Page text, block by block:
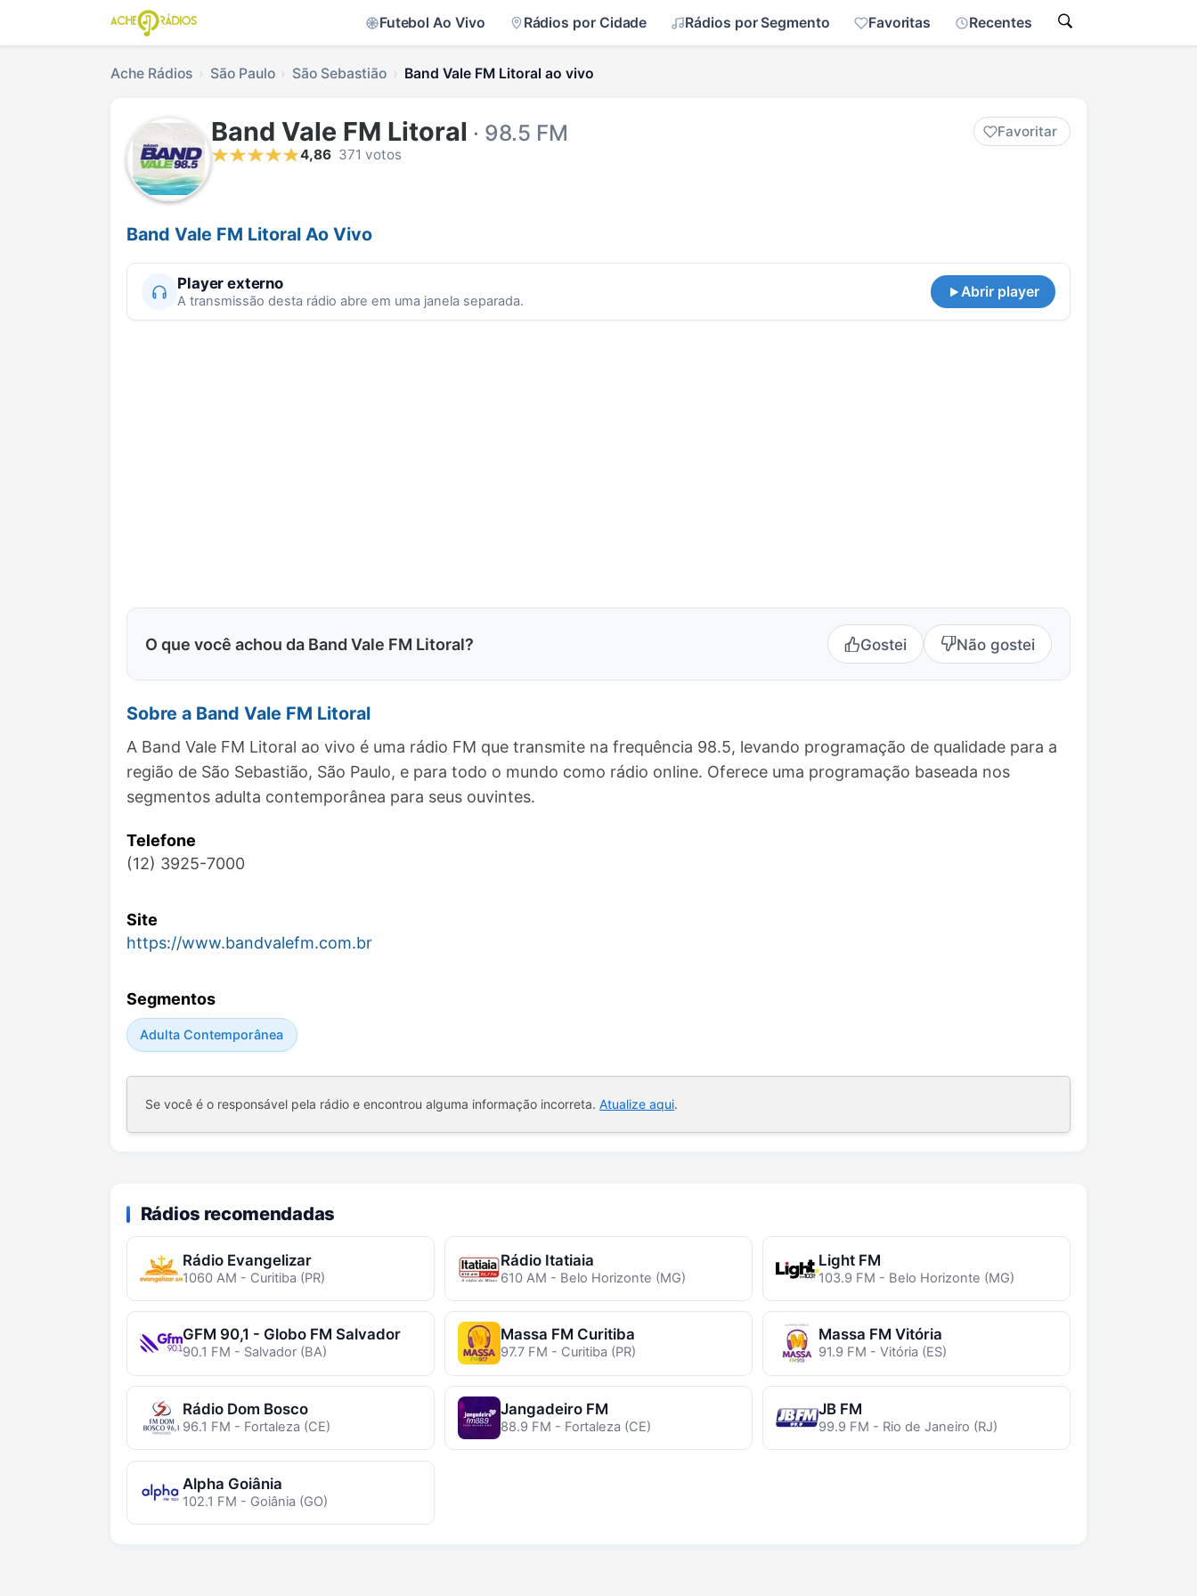
Futebol Ao Vivo Rádios por Cidade Rádios por Segmento Favoritas Recentes
Ache Rádios São Paulo São Sebastião Band Vale FM Litoral ao vivo
Band Vale FM Litoral · 98.5 FM
Favoritar
4,86 371 votos
Band Vale FM Litoral Ao Vivo
Player externo
A transmissão desta rádio abre em uma janela separada.
Abrir player
O que você achou da Band Vale FM Litoral? Gostei Não gostei
Sobre a Band Vale FM Litoral
A Band Vale FM Litoral ao vivo é uma rádio FM que transmite na frequência 98.5, levando programação de qualidade para a
região de São Sebastião, São Paulo, e para todo o mundo como rádio online. Oferece uma programação baseada nos
segmentos adulta contemporânea para seus ouvintes.
Telefone
(12) 3925-7000
Site
https://www.bandvalefm.com.br
Segmentos
Adulta Contemporânea
Se você é o responsável pela rádio e encontrou alguma informação incorreta. Atualize aqui.
Rádios recomendadas
Rádio Evangelizar
1060 AM - Curitiba (PR)
Rádio Itatiaia
610 AM - Belo Horizonte (MG)
Light FM
103.9 FM - Belo Horizonte (MG)
GFM 90,1 - Globo FM Salvador
90.1 FM - Salvador (BA)
Massa FM Curitiba
97.7 FM - Curitiba (PR)
Massa FM Vitória
91.9 FM - Vitória (ES)
Rádio Dom Bosco
96.1 FM - Fortaleza (CE)
Jangadeiro FM
88.9 FM - Fortaleza (CE)
JB FM
99.9 FM - Rio de Janeiro (RJ)
Alpha Goiânia
102.1 FM - Goiânia (GO)